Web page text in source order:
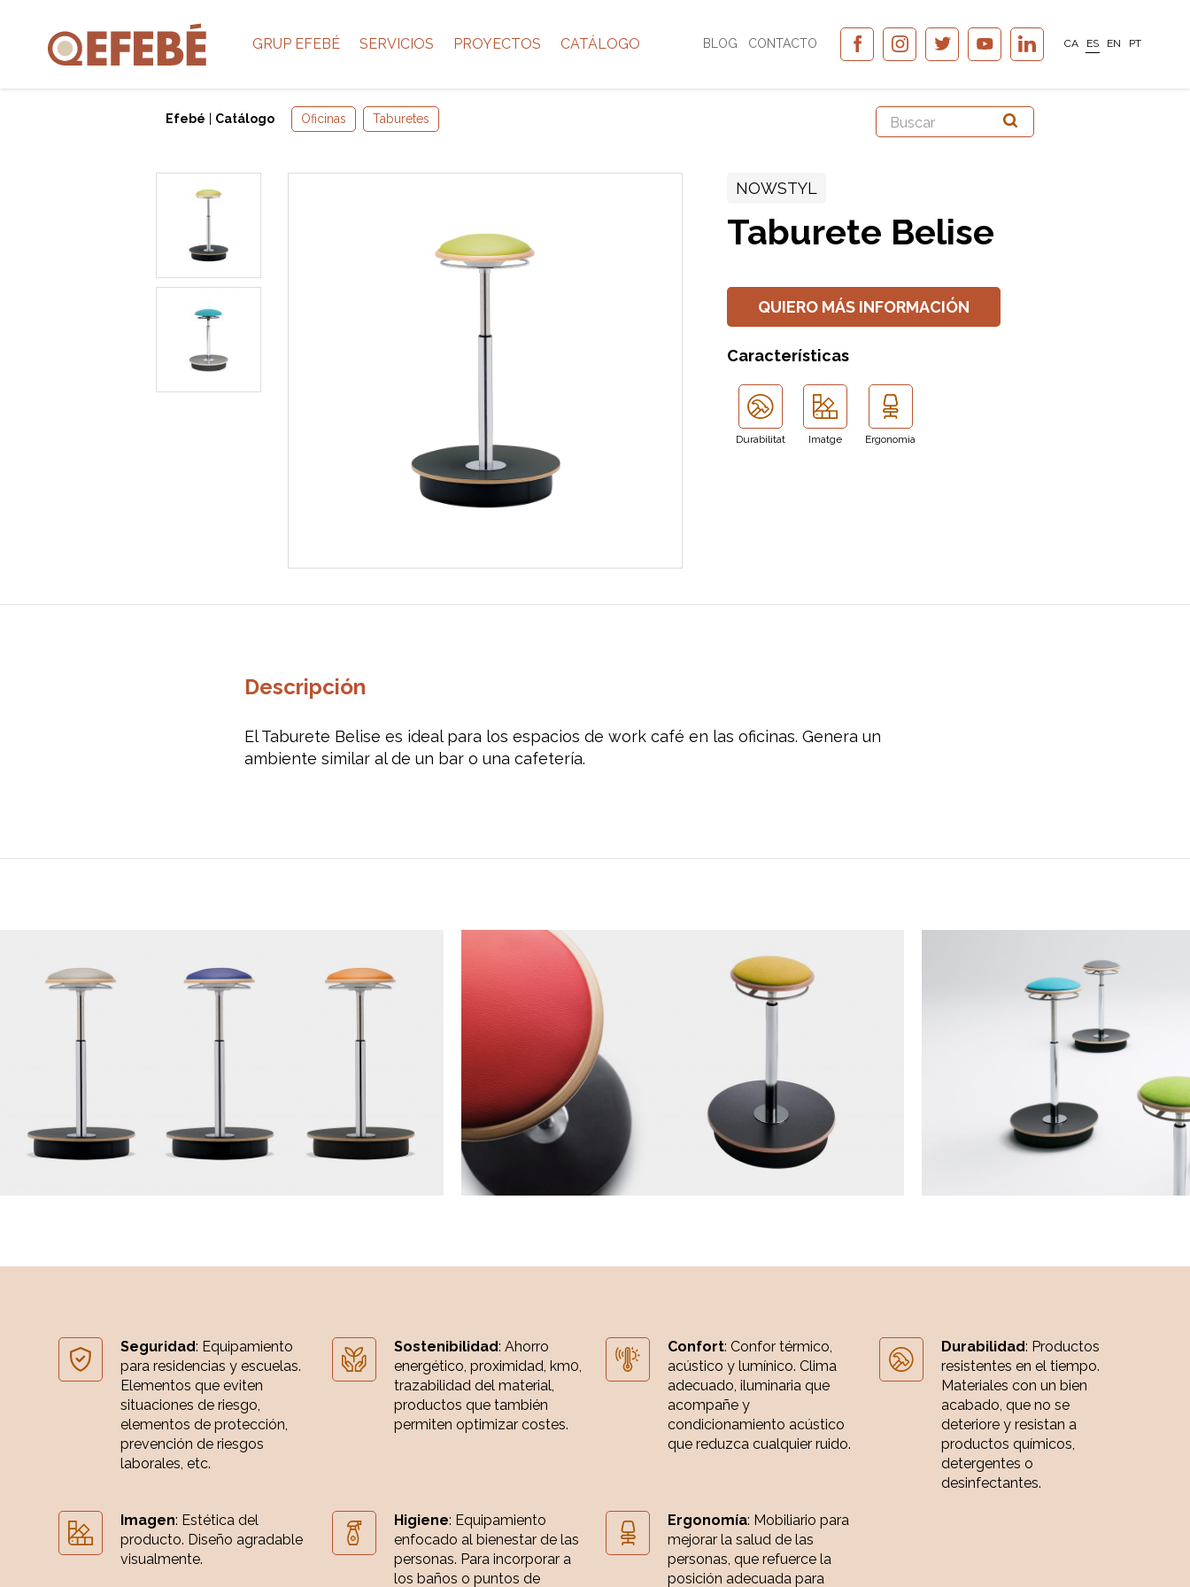
GRUP EFEBÉ SERVICIOS PROYECTOS CATÁLOGO BLOG CONTACTO CA ES EN PT
Efebé Catálogo Oficinas Taburetes
NOWSTYL
Taburete Belise
QUIERO MÁS INFORMACIÓN
Características
Durabilitat Imatge Ergonomia
Descripción
El Taburete Belise es ideal para los espacios de work café en las oficinas. Genera un
ambiente similar al de un bar o una cafetería.
Seguridad: Equipamiento
para residencias y escuelas.
Elementos que eviten
situaciones de riesgo,
elementos de protección,
prevención de riesgos
laborales, etc.
Sostenibilidad: Ahorro
energético, proximidad, km0,
trazabilidad del material,
productos que también
permiten optimizar costes.
Confort: Confor térmico,
acústico y lumínico. Clima
adecuado, iluminaria que
acompañe y
condicionamiento acústico
que reduzca cualquier ruido.
Durabilidad: Productos
resistentes en el tiempo.
Materiales con un bien
acabado, que no se
deteriore y resistan a
productos químicos,
detergentes o
desinfectantes.
Imagen: Estética del
producto. Diseño agradable
visualmente.
Higiene: Equipamiento
enfocado al bienestar de las
personas. Para incorporar a
los baños o puntos de
Ergonomía: Mobiliario para
mejorar la salud de las
personas, que refuerce la
posición adecuada para